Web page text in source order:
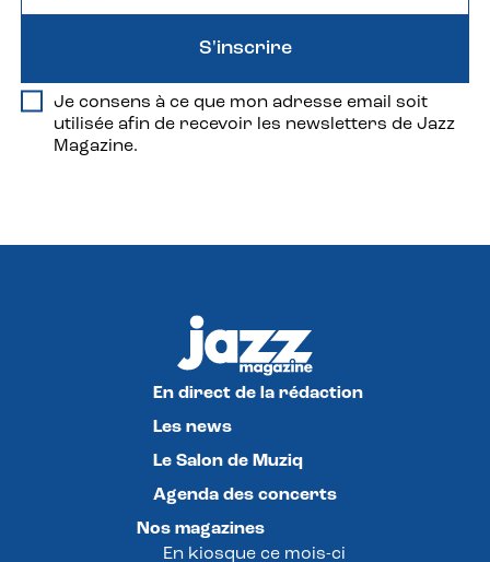
Je consens à ce que mon adresse email soit
utilisée afin de recevoir les newsletters de Jazz
Magazine.
S'inscrire
En direct de la rédaction
Les news
Le Salon de Muziq
Agenda des concerts
Nos magazines
En kiosque ce mois-ci